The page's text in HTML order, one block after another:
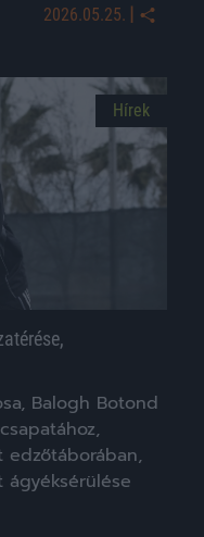
2026.05.25. |
Hírek
Balogh Botond